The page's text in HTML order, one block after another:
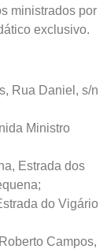
ministrados por
exclusivo.
Rua Daniel, s/n
Ministro
Estrada dos
do Vigário
Campos,